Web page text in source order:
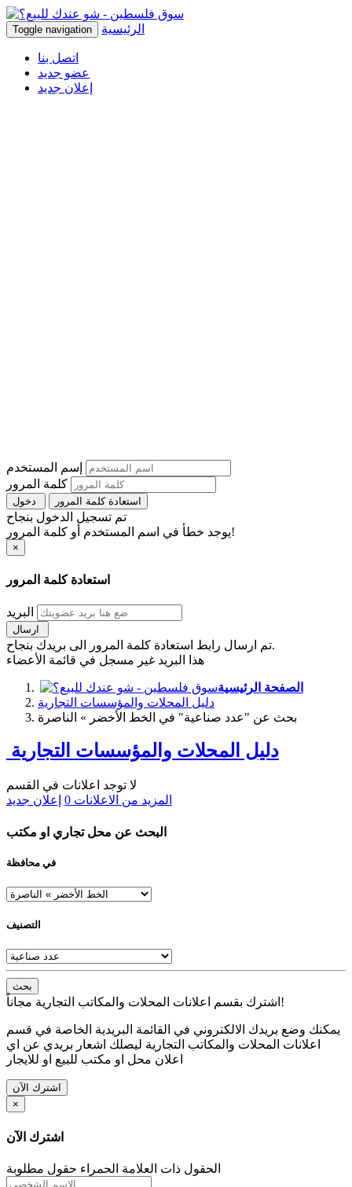
Toggle navigation الرئيسية
اتصل بنا
عضو جديد
إعلان جديد
إسم المستخدم
كلمة المرور
استعادة كلمة المرور
تم تسجيل الدخول بنجاح
يوجد خطأ في اسم المستخدم أو كلمة المرور!
×
استعادة كلمة المرور
البريد
تم ارسال رابط استعادة كلمة المرور الى بريدك بنجاح.
هذا البريد غير مسجل في قائمة الأعضاء
الصفحة الرئيسية
دليل المحلات والمؤسسات التجارية
بحث عن "عدد صناعية" في الخط الأخضر » الناصرة
دليل المحلات والمؤسسات التجارية
لا توجد اعلانات في القسم
المزيد من الاعلانات 0 إعلان جديد
البحث عن محل تجاري او مكتب
في محافظة
التصنيف
بحث
اشترك بقسم اعلانات المحلات والمكاتب التجارية مجاناً!
يمكنك وضع بريدك الالكتروني في القائمة البريدية الخاصة في قسم
اعلانات المحلات والمكاتب التجارية ليصلك اشعار بريدي عن اي
اعلان محل او مكتب للبيع او للايجار
اشترك الآن
×
اشترك الآن
الحقول ذات العلامة الحمراء حقول مطلوبة